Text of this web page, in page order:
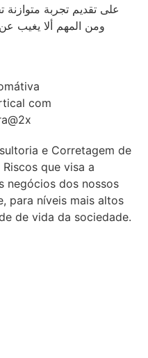
على تقديم تجربة متوازنة
ومن المهم ألا يغيب
e Corretagem de
que visa a
negócios dos nossos
para níveis mais altos
de vida da sociedade.